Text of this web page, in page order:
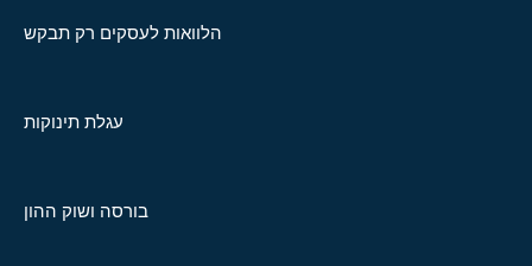
הלוואות לעסקים רק תבקש
עגלת תינוקות
בורסה ושוק ההון